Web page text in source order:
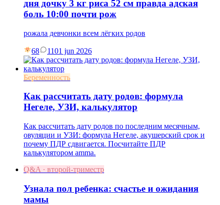
дня дочку 3 кг риса 52 см правда адская
боль 10:00 почти рож
рожала девчонки всем лёгких родов
68 1101 jun 2026
Беременность
Как рассчитать дату родов: формула
Негеле, УЗИ, калькулятор
Как рассчитать дату родов по последним месячным,
овуляции и УЗИ: формула Негеле, акушерский срок и
почему ПДР сдвигается. Посчитайте ПДР
калькулятором amma.
Q&A · второй-триместр
Узнала пол ребенка: счастье и ожидания
мамы